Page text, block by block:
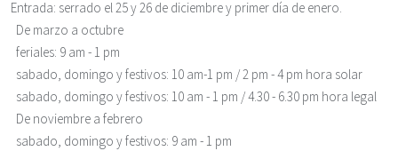
Entrada: serrado el 25 y 26 de diciembre y primer día de enero.
De marzo a octubre
feriales: 9 am - 1 pm
sabado, domingo y festivos: 10 am-1 pm / 2 pm - 4 pm hora solar
sabado, domingo y festivos: 10 am - 1 pm / 4.30 - 6.30 pm hora legal
De noviembre a febrero
sabado, domingo y festivos: 9 am - 1 pm